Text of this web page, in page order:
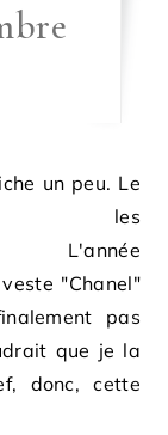
un peu. Le
les
L'année
"Chanel"
pas
que je la
donc, cette